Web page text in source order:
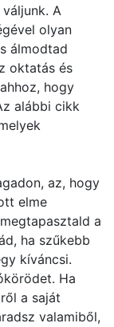
A
olyan
álmodtad
oktatás és
hogy
alábbi cikk
az, hogy
elme
a
ha szűkebb
kíváncsi.
Ha
a saját
valamiből,